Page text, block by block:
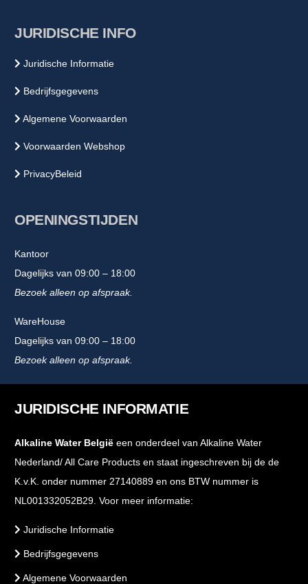
JURIDISCHE INFO
Juridische Informatie
Bedrijfsgegevens
Algemene Voorwaarden
Voorwaarden Webshop
PrivacyBeleid
OPENINGSTIJDEN
Kantoor
Dagelijks van 09:00 – 18:00
Bezoek alleen op afspraak.
WareHouse
Dagelijks van 09:00 – 18:00
Bezoek alleen op afspraak.
JURIDISCHE INFORMATIE
Alkaline Water België een onderdeel van Alkaline Water
Nederland/ All Care Products en staat ingeschreven bij de de
K.v.K. onder nummer 27140889 en ons BTW nummer is
NL001332052B29. Voor meer informatie:
Juridische Informatie
Bedrijfsgegevens
Algemene Voorwaarden